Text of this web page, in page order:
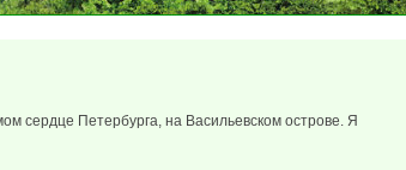
сердце Петербурга, на Васильевском острове. Я